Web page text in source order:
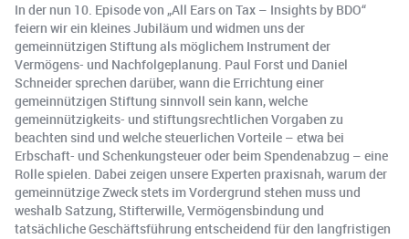
In der nun 10. Episode von „All Ears on Tax – Insights by BDO“
feiern wir ein kleines Jubiläum und widmen uns der
gemeinnützigen Stiftung als möglichem Instrument der
Vermögens- und Nachfolgeplanung. Paul Forst und Daniel
Schneider sprechen darüber, wann die Errichtung einer
gemeinnützigen Stiftung sinnvoll sein kann, welche
gemeinnützigkeits- und stiftungsrechtlichen Vorgaben zu
beachten sind und welche steuerlichen Vorteile – etwa bei
Erbschaft- und Schenkungsteuer oder beim Spendenabzug – eine
Rolle spielen. Dabei zeigen unsere Experten praxisnah, warum der
gemeinnützige Zweck stets im Vordergrund stehen muss und
weshalb Satzung, Stifterwille, Vermögensbindung und
tatsächliche Geschäftsführung entscheidend für den langfristigen